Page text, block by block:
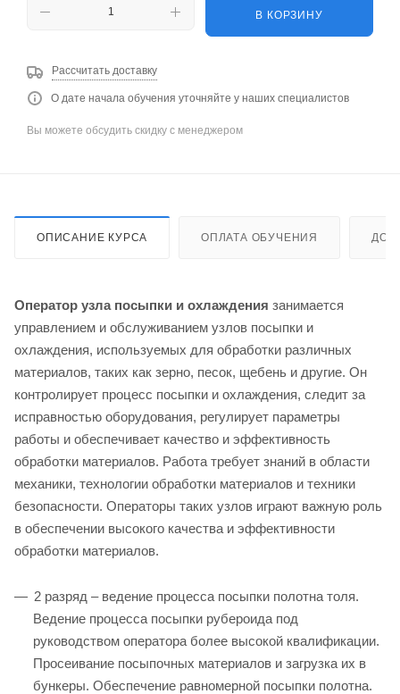
В КОРЗИНУ
Рассчитать доставку
О дате начала обучения уточняйте у наших специалистов
Вы можете обсудить скидку с менеджером
ОПИСАНИЕ КУРСА ОПЛАТА ОБУЧЕНИЯ
Оператор узла посыпки и охлаждения занимается
управлением и обслуживанием узлов посыпки и
охлаждения, используемых для обработки различных
материалов, таких как зерно, песок, щебень и другие. Он
контролирует процесс посыпки и охлаждения, следит за
исправностью оборудования, регулирует параметры
работы и обеспечивает качество и эффективность
обработки материалов. Работа требует знаний в области
механики, технологии обработки материалов и техники
безопасности. Операторы таких узлов играют важную роль
в обеспечении высокого качества и эффективности
обработки материалов.
2 разряд – ведение процесса посыпки полотна толя.
Ведение процесса посыпки рубероида под
руководством оператора более высокой квалификации.
Просеивание посыпочных материалов и загрузка их в
бункеры. Обеспечение равномерной посыпки полотна.